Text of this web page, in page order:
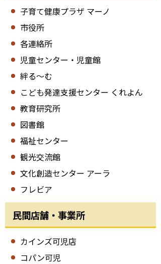
子育て健康プラザ マーノ
市役所
各連絡所
児童センター・児童館
絆る～む
こども発達支援センター くれよん
教育研究所
図書館
福祉センター
観光交流館
文化創造センター アーラ
フレビア
民間店舗・事業所
カインズ可児店
コパン可児